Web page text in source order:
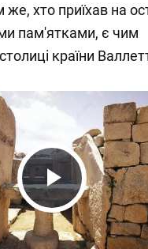
же, хто приїхав на
пам'ятками, є чим
країни
Play